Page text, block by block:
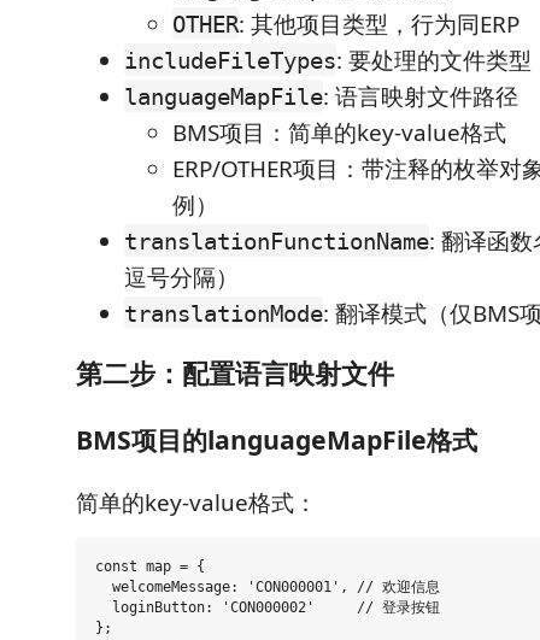
OTHER: 其他项目类型，行为同ERP
includeFileTypes: 要处理的文件类型
languageMapFile: 语言映射文件路径
BMS项目：简单的key-value格式
ERP/OTHER项目：带注释的枚举对
例）
translationFunctionName: 翻译函
逗号分隔）
translationMode: 翻译模式（仅BMS
第二步：配置语言映射文件
BMS项目的languageMapFile格式
简单的key-value格式：
const map = {
  welcomeMessage: 'CON000001', // 欢迎信息
  loginButton: 'CON000002'     // 登录按钮
};